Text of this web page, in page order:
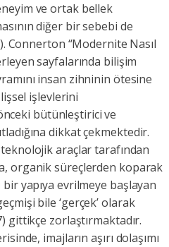
ve ortak bellek
diğer bir sebebi de
Connerton “Modernite Nasıl
sayfalarında bilişim
insan zihninin ötesine
işlevlerini
bütünleştirici ve
dikkat çekmektedir.
araçlar tarafından
organik süreçlerden koparak
bir yapıya evrilmeye başlayan
bile ‘gerçek’ olarak
gittikçe zorlaştırmaktadır.
imajların aşırı dolaşımı